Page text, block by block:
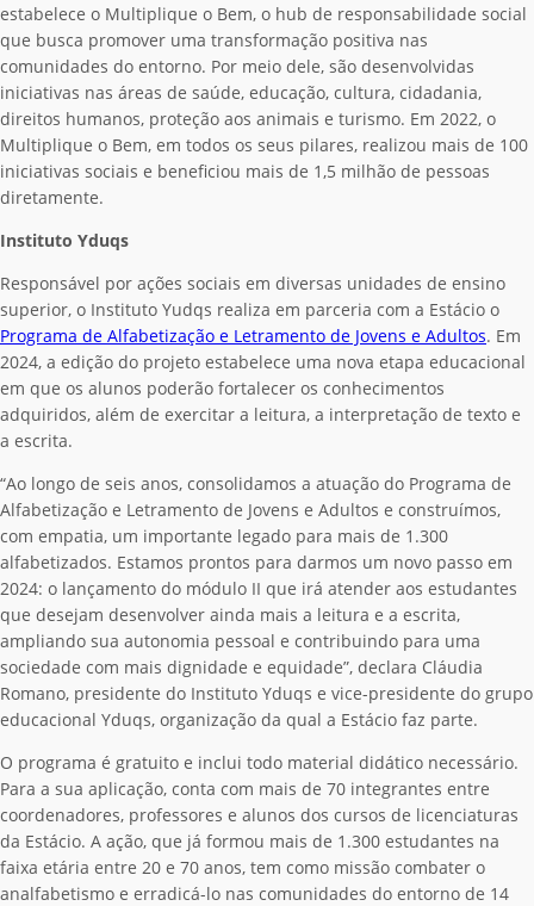
estabelece o Multiplique o Bem, o hub de responsabilidade social
que busca promover uma transformação positiva nas
comunidades do entorno. Por meio dele, são desenvolvidas
iniciativas nas áreas de saúde, educação, cultura, cidadania,
direitos humanos, proteção aos animais e turismo. Em 2022, o
Multiplique o Bem, em todos os seus pilares, realizou mais de 100
iniciativas sociais e beneficiou mais de 1,5 milhão de pessoas
diretamente.
Instituto Yduqs
Responsável por ações sociais em diversas unidades de ensino
superior, o Instituto Yudqs realiza em parceria com a Estácio o
Programa de Alfabetização e Letramento de Jovens e Adultos. Em
2024, a edição do projeto estabelece uma nova etapa educacional
em que os alunos poderão fortalecer os conhecimentos
adquiridos, além de exercitar a leitura, a interpretação de texto e
a escrita.
“Ao longo de seis anos, consolidamos a atuação do Programa de
Alfabetização e Letramento de Jovens e Adultos e construímos,
com empatia, um importante legado para mais de 1.300
alfabetizados. Estamos prontos para darmos um novo passo em
2024: o lançamento do módulo II que irá atender aos estudantes
que desejam desenvolver ainda mais a leitura e a escrita,
ampliando sua autonomia pessoal e contribuindo para uma
sociedade com mais dignidade e equidade”, declara Cláudia
Romano, presidente do Instituto Yduqs e vice-presidente do grupo
educacional Yduqs, organização da qual a Estácio faz parte.
O programa é gratuito e inclui todo material didático necessário.
Para a sua aplicação, conta com mais de 70 integrantes entre
coordenadores, professores e alunos dos cursos de licenciaturas
da Estácio. A ação, que já formou mais de 1.300 estudantes na
faixa etária entre 20 e 70 anos, tem como missão combater o
analfabetismo e erradicá-lo nas comunidades do entorno de 14